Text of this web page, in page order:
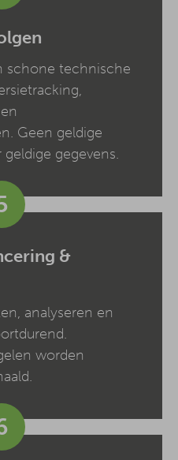
schone technische
Geen geldige
gegevens.
&
analyseren en
worden